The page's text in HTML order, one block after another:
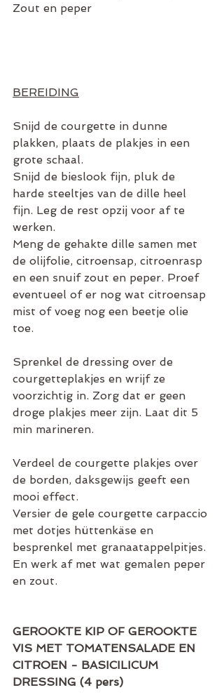
Zout en peper
BEREIDING
Snijd de courgette in dunne
plakken, plaats de plakjes in een
grote schaal.
Snijd de bieslook fijn, pluk de
harde steeltjes van de dille heel
fijn. Leg de rest opzij voor af te
werken.
Meng de gehakte dille samen met
de olijfolie, citroensap, citroenrasp
en een snuif zout en peper. Proef
eventueel of er nog wat citroensap
mist of voeg nog een beetje olie
toe.
Sprenkel de dressing over de
courgetteplakjes en wrijf ze
voorzichtig in. Zorg dat er geen
droge plakjes meer zijn. Laat dit 5
min marineren.
Verdeel de courgette plakjes over
de borden, daksgewijs geeft een
mooi effect.
Versier de gele courgette carpaccio
met dotjes hüttenkäse en
besprenkel met granaatappelpitjes.
En werk af met wat gemalen peper
en zout.
GEROOKTE KIP OF GEROOKTE
VIS MET TOMATENSALADE EN
CITROEN - BASICILICUM
DRESSING (4 pers)